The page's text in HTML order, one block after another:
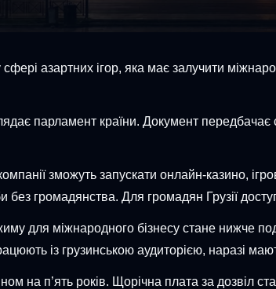
азартних ігор, яка має залучити
парламент країни. Документ
зможуть запускати онлайн-казино,
без громадянства. Для громадян Грузії
для міжнародного бізнесу стане нижче
із грузинською аудиторією, наразі
на п’ять років. Щорічна плата за дозвіл